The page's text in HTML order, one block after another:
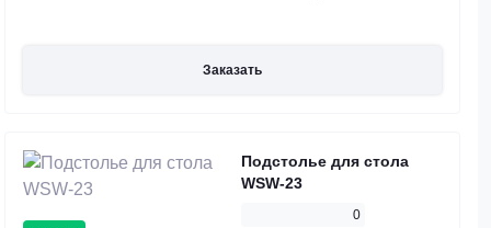
Заказать
Подстолье для стола
WSW-23
0